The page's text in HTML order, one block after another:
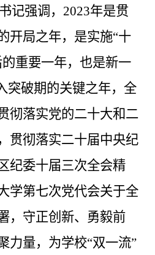
记强调，2023年是贯
开局之年，是实施“十
重要一年，也是新一
突破期的关键之年，全
彻落实党的二十大和二
贯彻落实二十届中央纪
纪委十届三次全会精
学第七次党代会关于全
，守正创新、勇毅前
力量，为学校“双一流”